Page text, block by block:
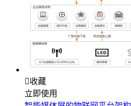
收藏
立即使用